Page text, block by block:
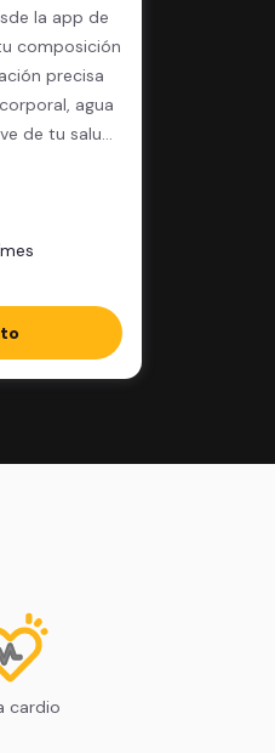
la app de
composición
precisa
agua
de tu salud
cardio